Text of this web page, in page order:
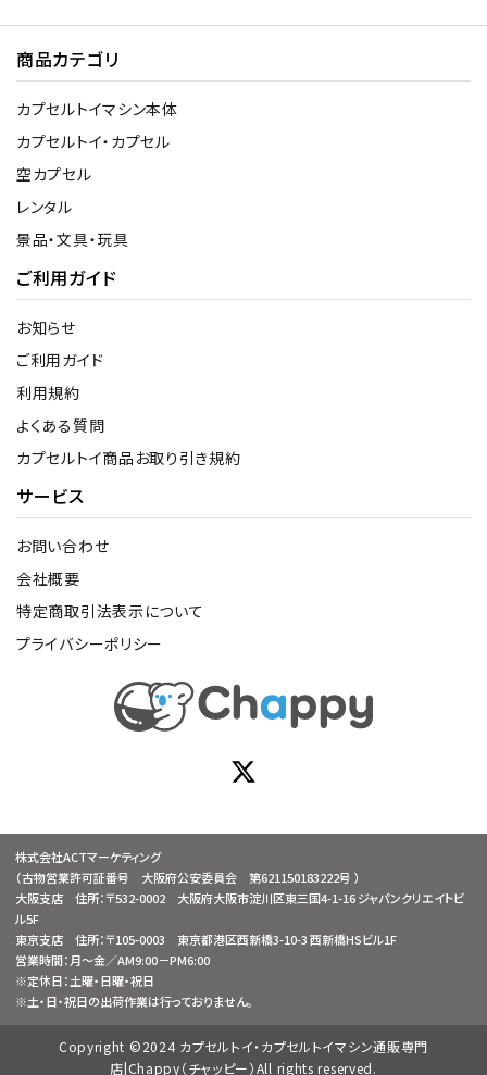
商品カテゴリ
カプセルトイマシン本体
カプセルトイ・カプセル
空カプセル
レンタル
景品・文具・玩具
ご利用ガイド
お知らせ
ご利用ガイド
利用規約
よくある質問
カプセルトイ商品お取り引き規約
サービス
お問い合わせ
会社概要
特定商取引法表示について
プライバシーポリシー
株式会社ACTマーケティング
（古物営業許可証番号 大阪府公安委員会 第621150183222号 ）
大阪支店 住所：〒532-0002 大阪府大阪市淀川区東三国4-1-16 ジャパンクリエイトビ
ル5F
東京支店 住所：〒105-0003 東京都港区西新橋3-10-3 西新橋HSビル1F
営業時間：月～金／AM9:00－PM6:00
※定休日：土曜・日曜・祝日
※土・日・祝日の出荷作業は行っておりません。
Copyright ©2024 カプセルトイ・カプセルトイマシン通販専門
店|Chappy（チャッピー）All rights reserved.